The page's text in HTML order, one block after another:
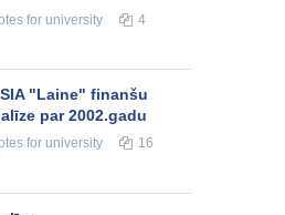
for university 4
"Laine" finanšu
par 2002.gadu
for university 16